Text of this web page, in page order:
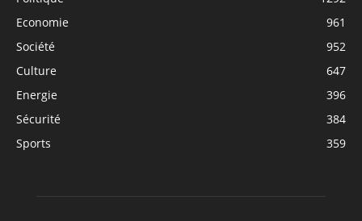
Economie
961
Société
952
Culture
647
Energie
396
Sécurité
384
Sports
359